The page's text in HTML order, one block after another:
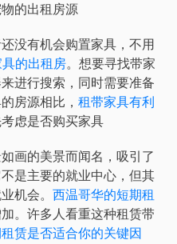
的出租房源
没有机会购置家具，不用
的出租房。想要寻找带家
进行搜索，同时需要准备
房源相比， 租带家具有利
虑是否购买家具
画的美景而闻名，吸引了
是主要的就业中心，但其
机会。 西温哥华的短期租
。许多人看重这种租赁带
赁是否适合你的关键因